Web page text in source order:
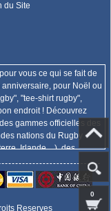
du Site
vous ce qui se fait de
pour Noël ou
"tee-shirt rugby",
endroit ! Découvrez
gammes officielles des
nations du Rugby
Irlande,...), des
Premiership, Guinness
Reserves
0